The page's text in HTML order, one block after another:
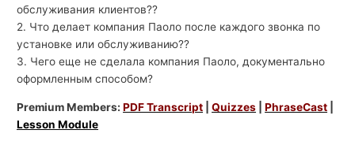
обслуживания клиентов??
2. Что делает компания Паоло после каждого звонка по
установке или обслуживанию??
3. Чего еще не сделала компания Паоло, документально
оформленным способом?
Premium Members:PDF Transcript |Quizzes |PhraseCast
Lesson Module